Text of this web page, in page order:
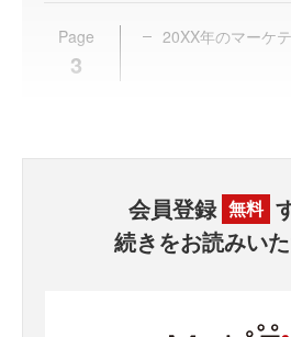
Page
3
20XX年のマーケ
会員登録 無料
続きをお読みい